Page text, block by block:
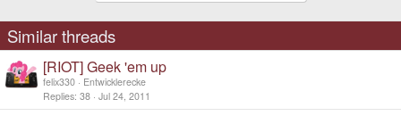
Similar threads
[RIOT] Geek 'em up
felix330
Entwicklerecke
Replies 38 Jul 24, 2011